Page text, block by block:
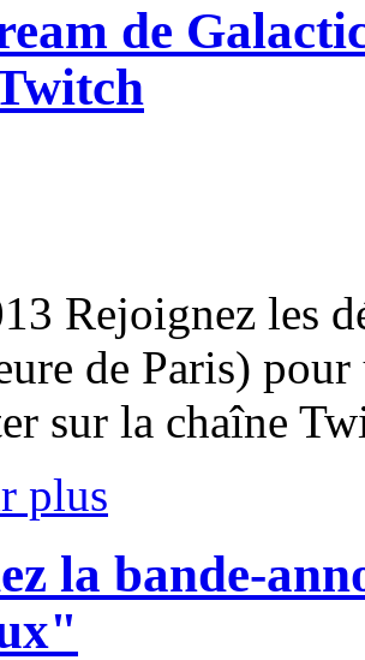
de
Rejoignez les
de Paris)
sur la chaîne
plus
la bande-